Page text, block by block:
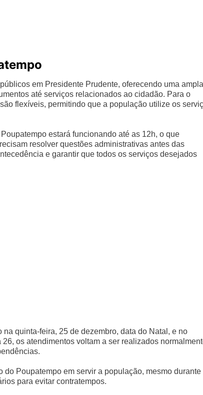
em Presidente Prudente, oferecendo uma ampla
até serviços relacionados ao cidadão. Para o
flexíveis, permitindo que a população utilize os
estará funcionando até as 12h, o que
resolver questões administrativas antes das
e garantir que todos os serviços desejados
quinta-feira, 25 de dezembro, data do Natal, e no
os atendimentos voltam a ser realizados
Poupatempo em servir a população, mesmo durante
para evitar contratempos.